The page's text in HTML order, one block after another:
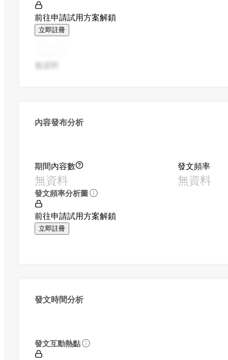
前往申請試用方案解鎖
立即註冊
無資料
內容發布分析
期間內容數
無資料
發文頻率
無資料
發文頻率分析圖
前往申請試用方案解鎖
立即註冊
發文時間分析
發文互動熱點